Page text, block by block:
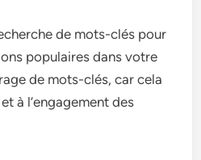
de mots-clés pour
populaires dans votre
de mots-clés, car cela
à l’engagement des